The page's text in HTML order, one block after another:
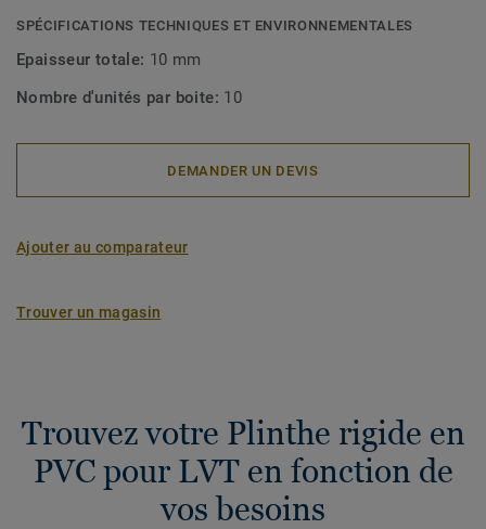
SPÉCIFICATIONS TECHNIQUES ET ENVIRONNEMENTALES
Epaisseur totale: 10 mm
Nombre d'unités par boite: 10
DEMANDER UN DEVIS
Ajouter au comparateur
Trouver un magasin
Trouvez votre Plinthe rigide en
PVC pour LVT en fonction de
vos besoins